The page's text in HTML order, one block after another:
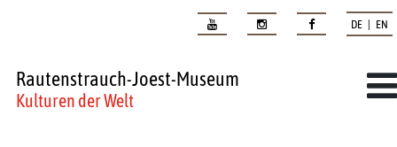
DE | EN
Rautenstrauch-Joest-Museum
Kulturen der Welt